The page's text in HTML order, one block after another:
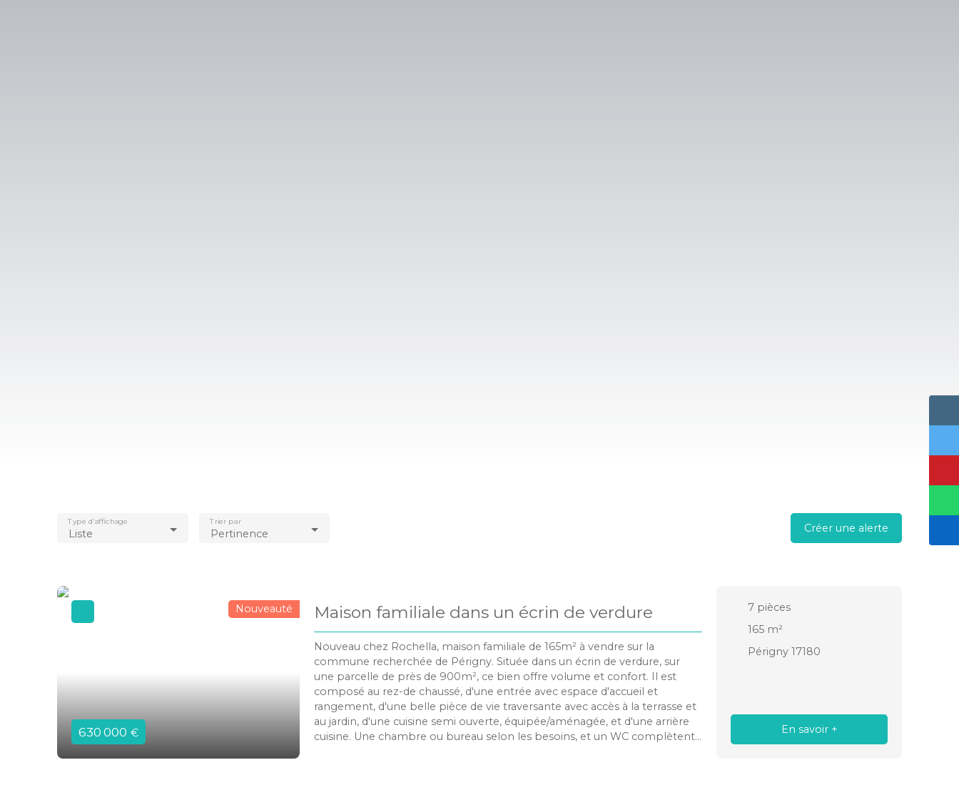
Liste
Type d'affichage
Pertinence
Trier par Créer une alerte
630 000 €
Nouveauté Maison familiale dans un écrin de verdure
Nouveau chez Rochella, maison familiale de 165m² à vendre sur la
commune recherchée de Périgny. Située dans un écrin de verdure, sur
une parcelle de près de 900m², ce bien offre volume et confort. Il est
composé au rez-de chaussé, d'une entrée avec espace d'accueil et
rangement, d'une belle pièce de vie traversante avec accès à la terrasse et
au jardin, d'une cuisine semi ouverte, équipée/aménagée, et d'une arrière
cuisine. Une chambre ou bureau selon les besoins, et un WC complètent
7 pièces
165 m²
Périgny 17180
En savoir +